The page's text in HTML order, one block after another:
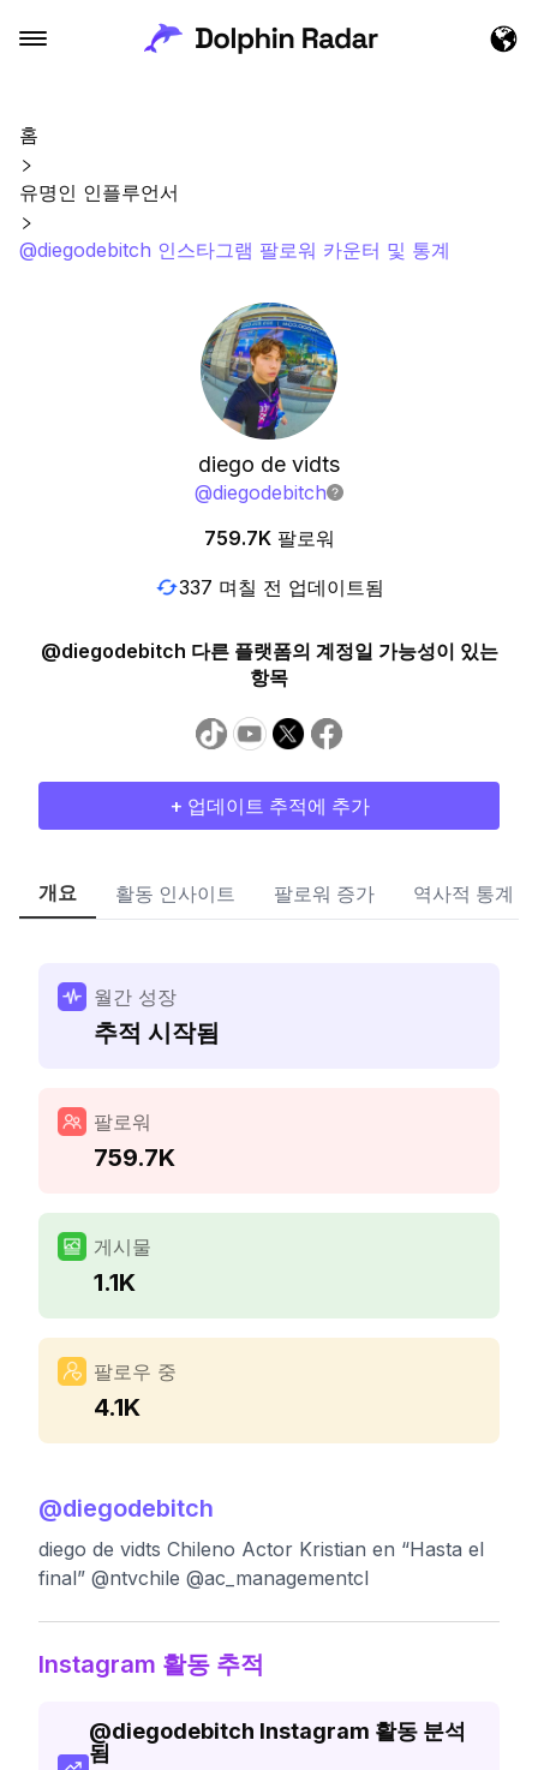
홈
유명인 인플루언서
@diegodebitch 인스타그램 팔로워 카운터 및 통계
diego de vidts
@diegodebitch
759.7K 팔로워
337 며칠 전 업데이트됨
@diegodebitch 다른 플랫폼의 계정일 가능성이 있는
항목
+ 업데이트 추적에 추가
개요 활동 인사이트 팔로워 증가 역사적 통계
월간 성장
추적 시작됨
팔로워
759.7K
게시물
1.1K
팔로우 중
4.1K
@diegodebitch
diego de vidts Chileno Actor Kristian en “Hasta el
final” @ntvchile @ac_managementcl
Instagram 활동 추적
@diegodebitch Instagram 활동 분석
됨